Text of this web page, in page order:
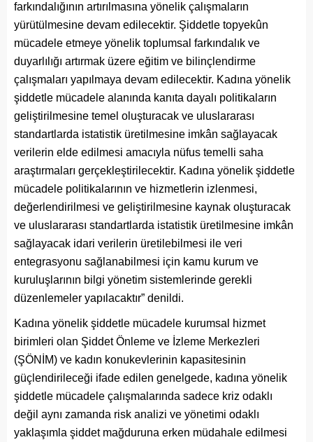
farkındalığının artırılmasına yönelik çalışmaların
yürütülmesine devam edilecektir. Şiddetle topyekûn
mücadele etmeye yönelik toplumsal farkındalık ve
duyarlılığı artırmak üzere eğitim ve bilinçlendirme
çalışmaları yapılmaya devam edilecektir. Kadına yönelik
şiddetle mücadele alanında kanıta dayalı politikaların
geliştirilmesine temel oluşturacak ve uluslararası
standartlarda istatistik üretilmesine imkân sağlayacak
verilerin elde edilmesi amacıyla nüfus temelli saha
araştırmaları gerçekleştirilecektir. Kadına yönelik şiddetle
mücadele politikalarının ve hizmetlerin izlenmesi,
değerlendirilmesi ve geliştirilmesine kaynak oluşturacak
ve uluslararası standartlarda istatistik üretilmesine imkân
sağlayacak idari verilerin üretilebilmesi ile veri
entegrasyonu sağlanabilmesi için kamu kurum ve
kuruluşlarının bilgi yönetim sistemlerinde gerekli
düzenlemeler yapılacaktır” denildi.
Kadına yönelik şiddetle mücadele kurumsal hizmet
birimleri olan Şiddet Önleme ve İzleme Merkezleri
(ŞÖNİM) ve kadın konukevlerinin kapasitesinin
güçlendirileceği ifade edilen genelgede, kadına yönelik
şiddetle mücadele çalışmalarında sadece kriz odaklı
değil aynı zamanda risk analizi ve yönetimi odaklı
yaklaşımla şiddet mağduruna erken müdahale edilmesi